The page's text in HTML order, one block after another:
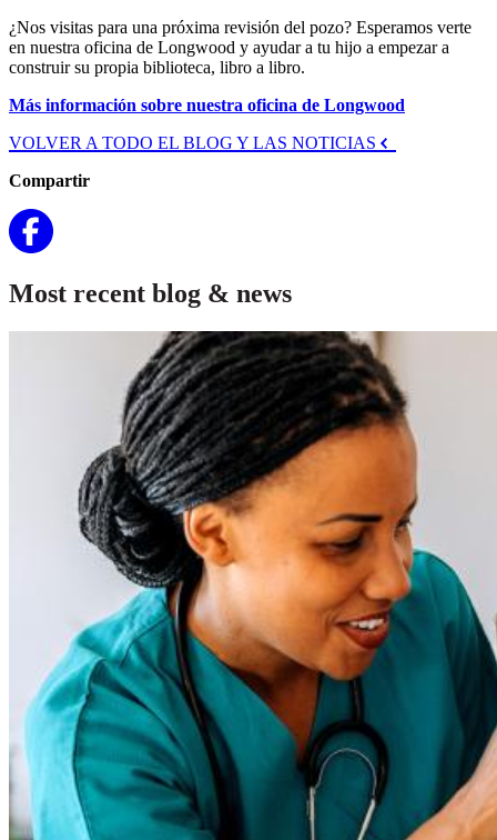
¿Nos visitas para una próxima revisión del pozo? Esperamos verte
en nuestra oficina de Longwood y ayudar a tu hijo a empezar a
construir su propia biblioteca, libro a libro.
Más información sobre nuestra oficina de Longwood
VOLVER A TODO EL BLOG Y LAS NOTICIAS
Compartir
Most recent blog & news